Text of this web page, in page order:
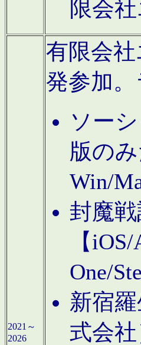
限会
2021～
2026
有限会
発参加
ソー
版の
Win/
封魔
【
One/
新宿
式会社